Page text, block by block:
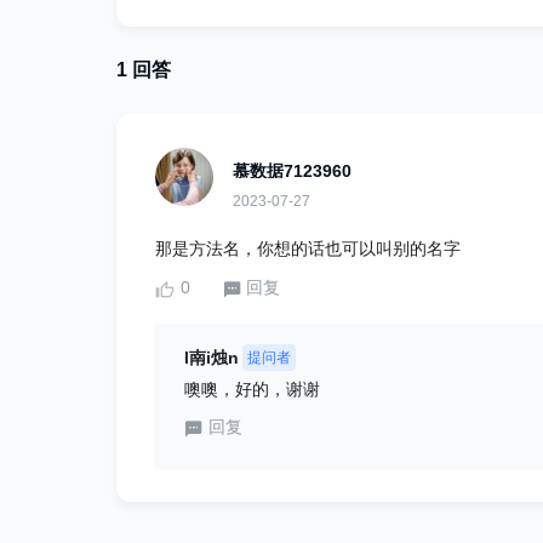
1 回答
慕数据7123960
2023-07-27
那是方法名，你想的话也可以叫别的名字
0
回复
l南i烛n 提问者
噢噢，好的，谢谢
回复